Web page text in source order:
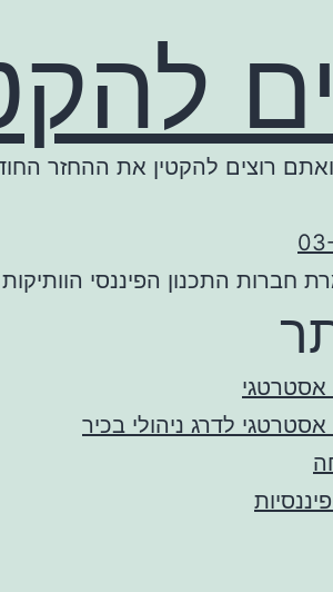
רוצים להקטין את ההחזר
חברות התכנון הפיננסי
אסטרטגי
אסטרטגי לדרג ניהולי בכיר